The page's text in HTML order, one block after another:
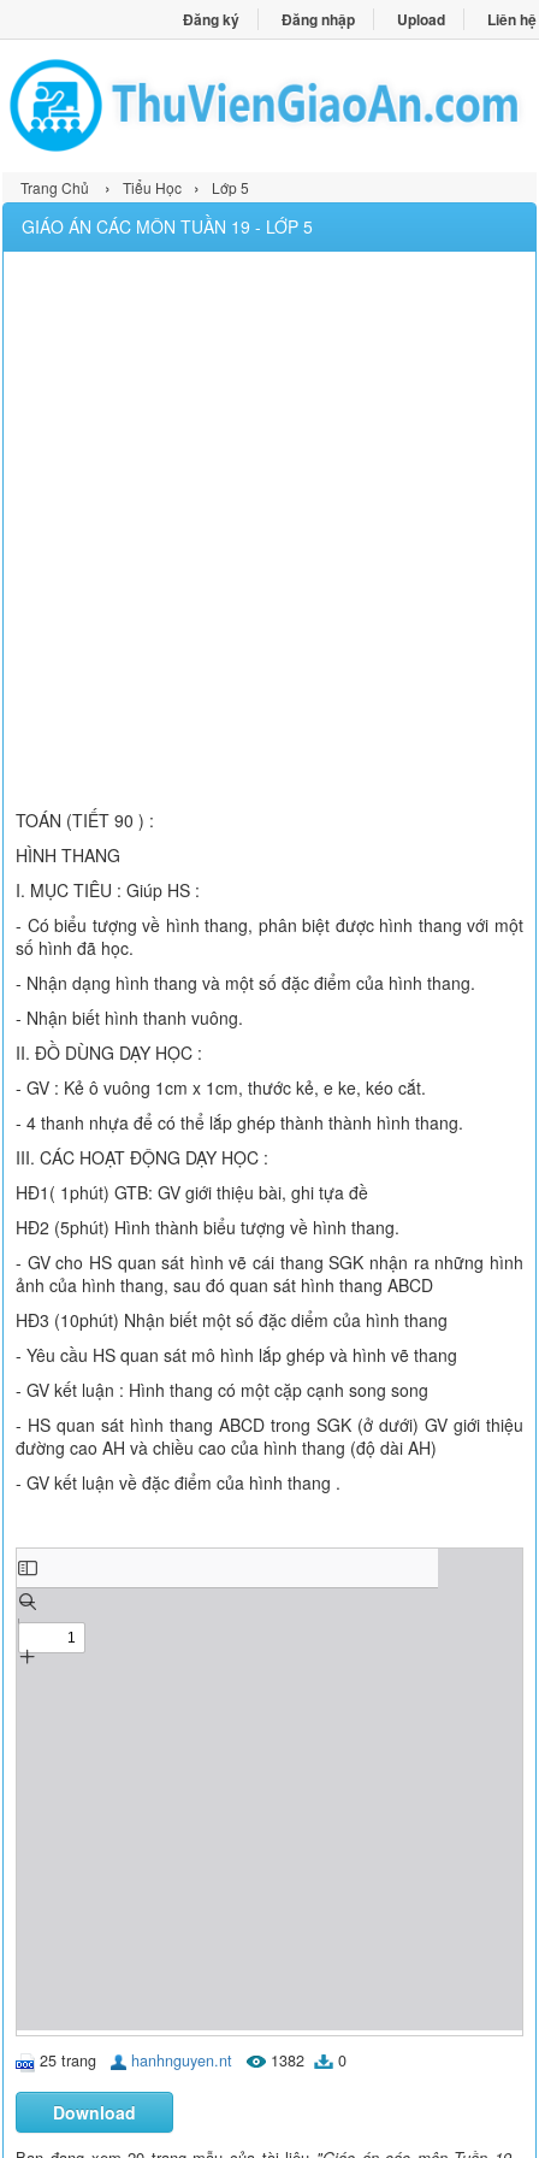
Đăng ký Đăng nhập Upload Liên hệ
Trang Chủ › Tiểu Học › Lớp 5
GIÁO ÁN CÁC MÔN TUẦN 19 - LỚP 5
TOÁN (TIẾT 90 ) :
HÌNH THANG
I. MỤC TIÊU : Giúp HS :
- Có biểu tượng về hình thang, phân biệt được hình thang với một
số hình đã học.
- Nhận dạng hình thang và một số đặc điểm của hình thang.
- Nhận biết hình thanh vuông.
II. ĐỒ DÙNG DẠY HỌC :
- GV : Kẻ ô vuông 1cm x 1cm, thước kẻ, e ke, kéo cắt.
- 4 thanh nhựa để có thể lắp ghép thành thành hình thang.
III. CÁC HOẠT ĐỘNG DẠY HỌC :
HĐ1( 1phút) GTB: GV giới thiệu bài, ghi tựa đề
HĐ2 (5phút) Hình thành biểu tượng về hình thang.
- GV cho HS quan sát hình vẽ cái thang SGK nhận ra những hình
ảnh của hình thang, sau đó quan sát hình thang ABCD
HĐ3 (10phút) Nhận biết một số đặc diểm của hình thang
- Yêu cầu HS quan sát mô hình lắp ghép và hình vẽ thang
- GV kết luận : Hình thang có một cặp cạnh song song
- HS quan sát hình thang ABCD trong SGK (ở dưới) GV giới thiệu
đường cao AH và chiều cao của hình thang (độ dài AH)
- GV kết luận về đặc điểm của hình thang .
25 trang hanhnguyen.nt 1382 0
Download